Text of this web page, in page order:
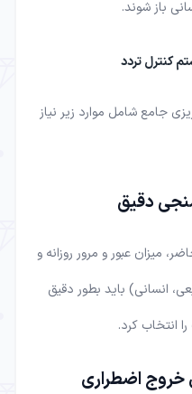
باز شوند.
کنترل تردد
جامع شامل موارد زیر نیاز
دقیق
میزان عبور و مرور روزانه و
انسانی) باید بطور دقیق
انتخاب کرد.
خروج اضطراری